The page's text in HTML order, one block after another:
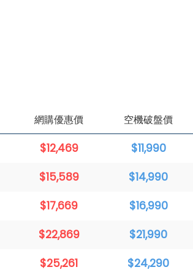
網購優惠價
空機破盤價
$12,469 $11,990
$15,589 $14,990
$17,669 $16,990
$22,869 $21,990
$25,261 $24,290